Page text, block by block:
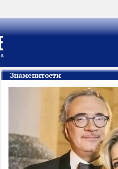
Знаменитости